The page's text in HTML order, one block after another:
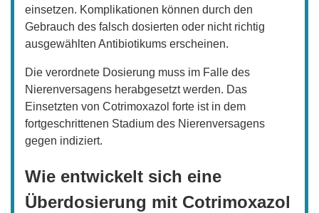
einsetzen. Komplikationen können durch den
Gebrauch des falsch dosierten oder nicht richtig
ausgewählten Antibiotikums erscheinen.
Die verordnete Dosierung muss im Falle des
Nierenversagens herabgesetzt werden. Das
Einsetzten von Cotrimoxazol forte ist in dem
fortgeschrittenen Stadium des Nierenversagens
gegen indiziert.
Wie entwickelt sich eine
Überdosierung mit Cotrimoxazol